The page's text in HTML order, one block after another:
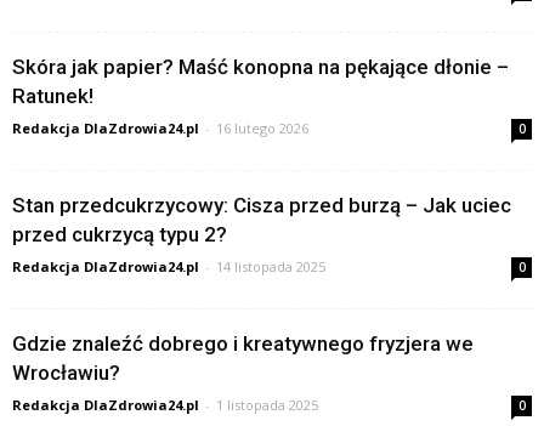
Skóra jak papier? Maść konopna na pękające dłonie –
Ratunek!
Redakcja DlaZdrowia24.pl - 16 lutego 2026 0
Stan przedcukrzycowy: Cisza przed burzą – Jak uciec
przed cukrzycą typu 2?
Redakcja DlaZdrowia24.pl - 14 listopada 2025 0
Gdzie znaleźć dobrego i kreatywnego fryzjera we
Wrocławiu?
Redakcja DlaZdrowia24.pl - 1 listopada 2025 0